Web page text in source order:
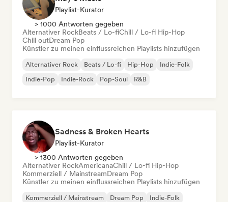
Playlist-Kurator
> 1000 Antworten gegeben
Alternativer RockBeats / Lo-fiChill / Lo-fi Hip-Hop
Chill outDream Pop
Künstler zu meinen einflussreichen Playlists hinzufügen
Alternativer Rock Beats / Lo-fi Hip-Hop
Indie-Folk
Indie-Pop
Indie-Rock Pop-Soul R&B
Sadness & Broken Hearts
Playlist-Kurator
> 1300 Antworten gegeben
Alternativer RockAmericanaChill / Lo-fi Hip-Hop
Kommerziell / MainstreamDream Pop
Künstler zu meinen einflussreichen Playlists hinzufügen
Kommerziell / Mainstream Dream Pop
Indie-Folk